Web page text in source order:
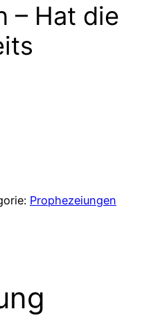
– Hat die
Prophezeiungen